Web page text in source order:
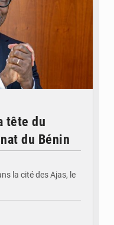
tête du
du Bénin
la cité des Ajas, le